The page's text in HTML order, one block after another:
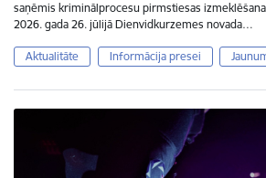
saņēmis kriminālprocesu pirmstiesas
2026. gada 26. jūlijā Dienvidkurzemes novada…
Aktualitāte Informācija presei